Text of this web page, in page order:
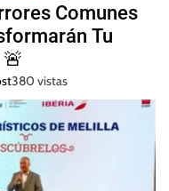
Comunes
Tu
380 vistas